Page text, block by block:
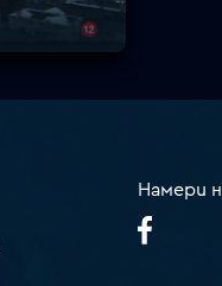
Намери